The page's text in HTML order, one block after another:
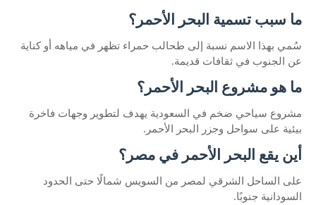
ما سبب تسمية البحر الأحمر؟
سُمي بهذا الاسم نسبة إلى طحالب حمراء تظهر في مياهه أو كناية
عن الجنوب في ثقافات قديمة.
ما هو مشروع البحر الأحمر؟
مشروع سياحي ضخم في السعودية يهدف لتطوير وجهات فاخرة
بيئية على سواحل وجزر البحر الأحمر.
أين يقع البحر الأحمر في مصر؟
على الساحل الشرقي لمصر من السويس شمالًا حتى الحدود
السودانية جنوبًا.